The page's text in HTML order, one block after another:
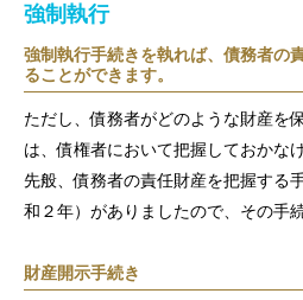
強制執行
強制執行手続きを執れば、債務者の
ることができます。
ただし、債務者がどのような財産を
は、債権者において把握しておかな
先般、債務者の責任財産を把握する
和２年）がありましたので、その手
財産開示手続き